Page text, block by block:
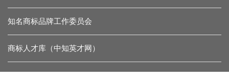
知名商标品牌工作委员会
商标人才库（中知英才网）